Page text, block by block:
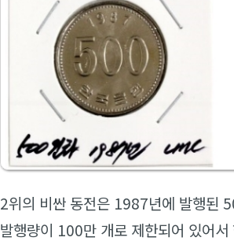
2위의 비싼 동전은 1987년에 발행된
발행량이 100만 개로 제한되어 있어